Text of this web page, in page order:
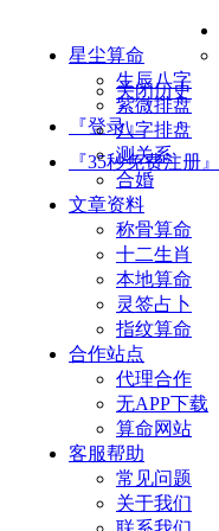
星尘算命
关闭历史
『登录』
『35秒免费注册』
生辰八字
紫微排盘
八字排盘
测关系
合婚
文章资料
称骨算命
十二生肖
本地算命
灵签占卜
指纹算命
合作站点
代理合作
无APP下载
算命网站
客服帮助
常见问题
关于我们